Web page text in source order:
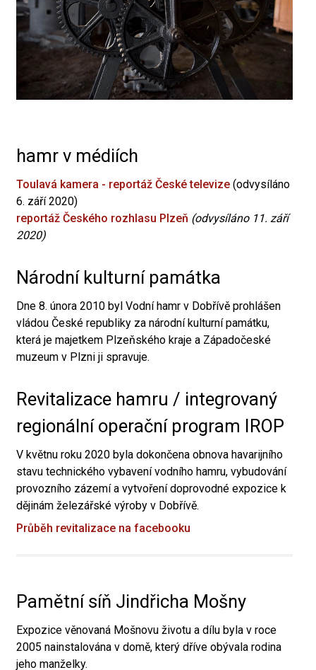
hamr v médiích
Toulavá kamera - reportáž České televize (odvysíláno
6. září 2020)
reportáž Českého rozhlasu Plzeň (odvysíláno 11. září
2020)
Národní kulturní památka
Dne 8. února 2010 byl Vodní hamr v Dobřívě prohlášen
vládou České republiky za národní kulturní památku,
která je majetkem Plzeňského kraje a Západočeské
muzeum v Plzni ji spravuje.
Revitalizace hamru / integrovaný
regionální operační program IROP
V květnu roku 2020 byla dokončena obnova havarijního
stavu technického vybavení vodního hamru, vybudování
provozního zázemí a vytvoření doprovodné expozice k
dějinám železářské výroby v Dobřívě.
Průběh revitalizace na facebooku
Pamětní síň Jindřicha Mošny
Expozice věnovaná Mošnovu životu a dílu byla v roce
2005 nainstalována v domě, který dříve obývala rodina
jeho manželky.